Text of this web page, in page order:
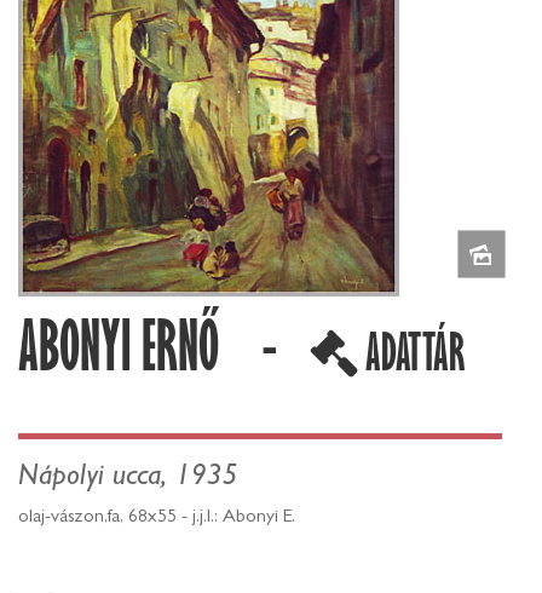
ABONYI ERNŐ - ADATTÁR
Nápolyi ucca, 1935
olaj-vászon,fa, 68x55 - j.j.l.: Abonyi E.